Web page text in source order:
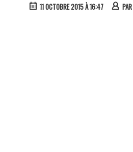
11 OCTOBRE 2015 À 16:47 PAR